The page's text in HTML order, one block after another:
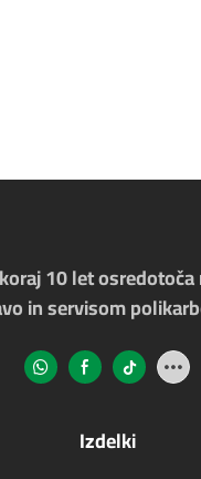
10 let
in servisom
Izdelki